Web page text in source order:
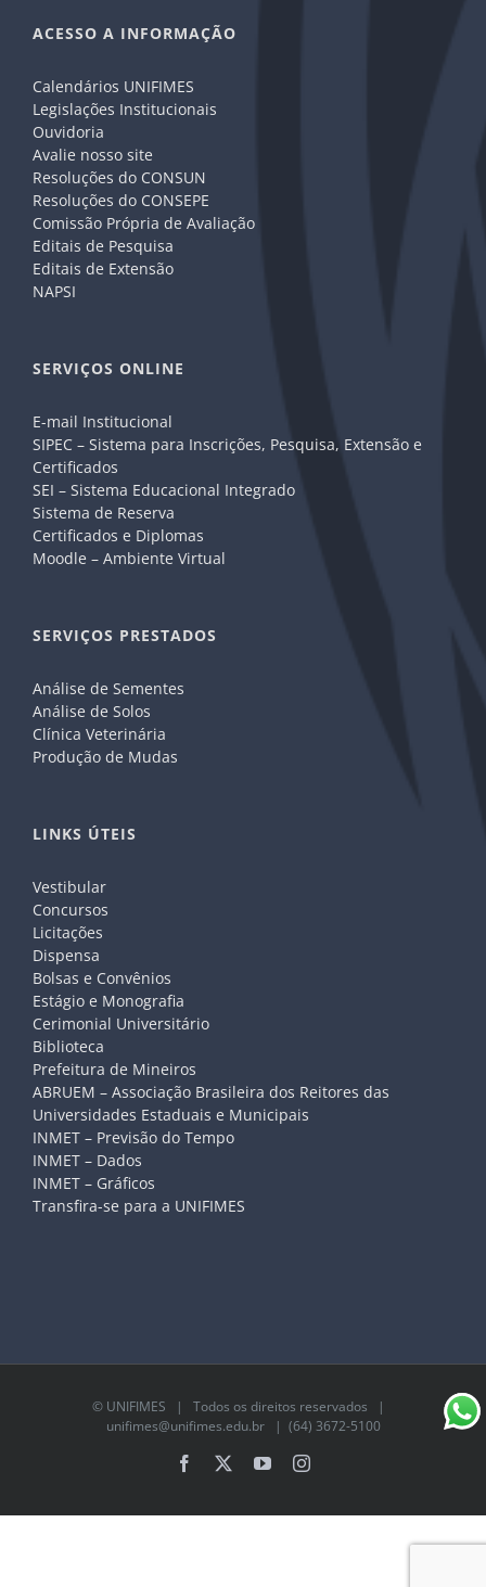
ACESSO A INFORMAÇÃO
Calendários UNIFIMES
Legislações Institucionais
Ouvidoria
Avalie nosso site
Resoluções do CONSUN
Resoluções do CONSEPE
Comissão Própria de Avaliação
Editais de Pesquisa
Editais de Extensão
NAPSI
SERVIÇOS ONLINE
E-mail Institucional
SIPEC – Sistema para Inscrições, Pesquisa, Extensão e
Certificados
SEI – Sistema Educacional Integrado
Sistema de Reserva
Certificados e Diplomas
Moodle – Ambiente Virtual
SERVIÇOS PRESTADOS
Análise de Sementes
Análise de Solos
Clínica Veterinária
Produção de Mudas
LINKS ÚTEIS
Vestibular
Concursos
Licitações
Dispensa
Bolsas e Convênios
Estágio e Monografia
Cerimonial Universitário
Biblioteca
Prefeitura de Mineiros
ABRUEM – Associação Brasileira dos Reitores das
Universidades Estaduais e Municipais
INMET – Previsão do Tempo
INMET – Dados
INMET – Gráficos
Transfira-se para a UNIFIMES
© UNIFIMES | Todos os direitos reservados |
unifimes@unifimes.edu.br| (64) 3672-5100
Facebook YouTubeInstagram